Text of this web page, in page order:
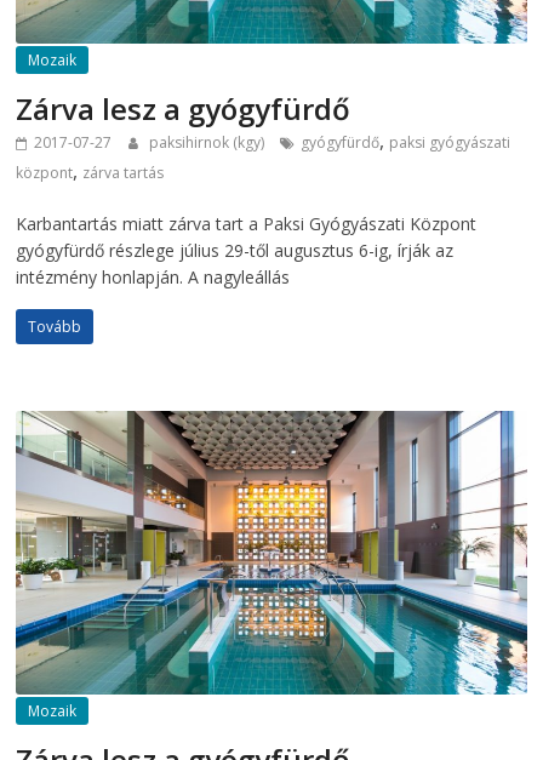
Mozaik
Zárva lesz a gyógyfürdő
2017-07-27 paksihirnok (kgy) gyógyfürdő, paksi gyógyászati
központ, zárva tartás
Karbantartás miatt zárva tart a Paksi Gyógyászati Központ
gyógyfürdő részlege július 29-től augusztus 6-ig, írják az
intézmény honlapján. A nagyleállás
Tovább
Mozaik